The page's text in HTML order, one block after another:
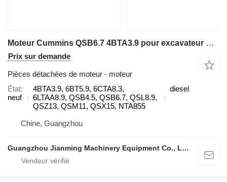
Moteur Cummins QSB6.7 4BTA3.9 pour excavateur Cummins
Prix sur demande
Pièces détachées de moteur - moteur
État
neuf
4BTA3.9, 6BT5.9, 6CTA8.3,
6LTAA8.9, QSB4.5, QSB6.7, QSL8.9,
QSZ13, QSM11, QSX15, NTA855
diesel
Chine, Guangzhou
Guangzhou Jianming Machinery Equipment Co., Ltd.